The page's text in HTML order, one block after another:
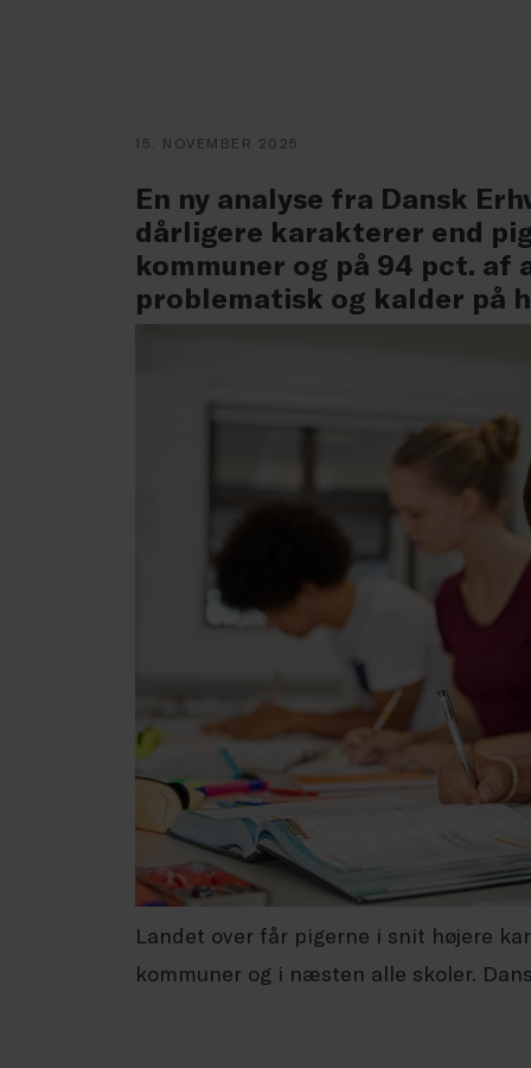
15. NOVEMBER 2025
En ny analyse fra Dansk
dårligere karakterer end
kommuner og på 94 pct. af
problematisk og kalder på
Landet over får pigerne i snit højere
kommuner og i næsten alle skoler.